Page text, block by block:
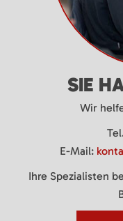
SIE
Wir
E-Mail:
Ihre Spezialisten